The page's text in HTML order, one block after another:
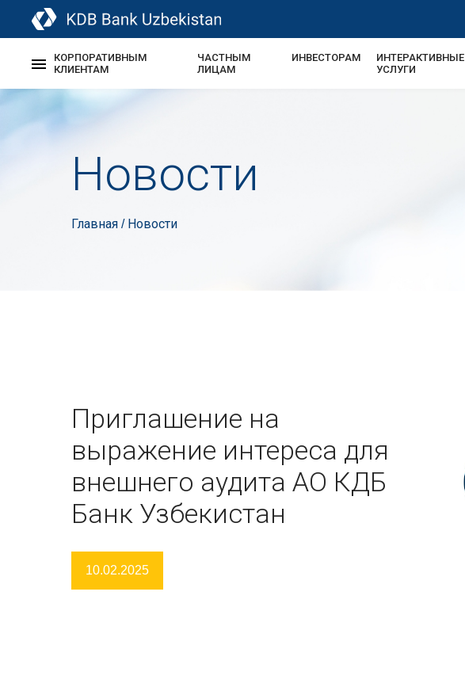
КОРПОРАТИВНЫМ
КЛИЕНТАМ
ЧАСТНЫМ
ЛИЦАМ
ИНВЕСТОРАМ
ИНТЕРАКТИВНЫЕ
УСЛУГИ
Новости
Главная / Новости
Приглашение на
выражение интереса для
внешнего аудита АО КДБ
Банк Узбекистан
10.02.2025